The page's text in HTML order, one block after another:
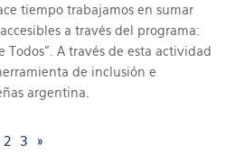
tiempo trabajamos en sumar
a través del programa:
Todos”. A través de esta actividad
de inclusión e
argentina.
2 3 »